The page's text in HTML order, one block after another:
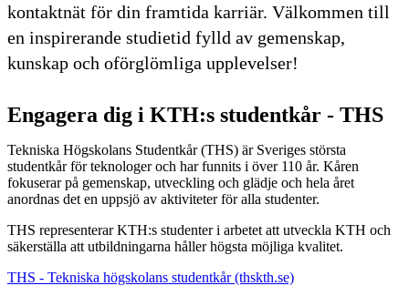
kontaktnät för din framtida karriär. Välkommen till
en inspirerande studietid fylld av gemenskap,
kunskap och oförglömliga upplevelser!
Engagera dig i KTH:s studentkår - THS
Tekniska Högskolans Studentkår (THS) är Sveriges största
studentkår för teknologer och har funnits i över 110 år. Kåren
fokuserar på gemenskap, utveckling och glädje och hela året
anordnas det en uppsjö av aktiviteter för alla studenter.
THS representerar KTH:s studenter i arbetet att utveckla KTH och
säkerställa att utbildningarna håller högsta möjliga kvalitet.
THS - Tekniska högskolans studentkår (thskth.se)